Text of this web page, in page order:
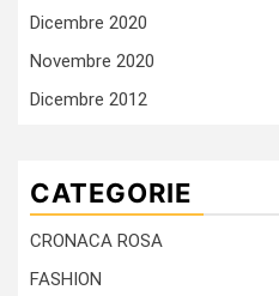
Dicembre 2020
Novembre 2020
Dicembre 2012
CATEGORIE
CRONACA ROSA
FASHION